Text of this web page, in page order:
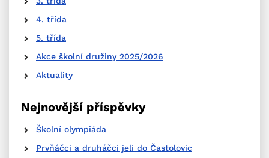
4. třída
5. třída
Akce školní družiny 2025/2026
Aktuality
Nejnovější příspěvky
Školní olympiáda
Prvňáčci a druháčci jeli do Častolovic